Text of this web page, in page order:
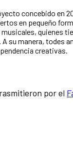
concebido en
en pequeño
quienes
su manera, todes
creativas.
por el